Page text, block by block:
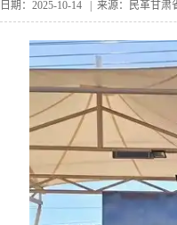
日期：2025-10-14 | 来源：民革甘